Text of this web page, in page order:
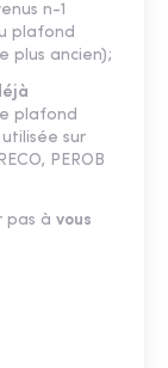
n-1
plafond
plus ancien);
plafond
sur
PEROB
pas à vous